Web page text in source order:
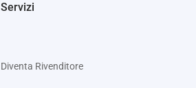
Servizi
Diventa Rivenditore